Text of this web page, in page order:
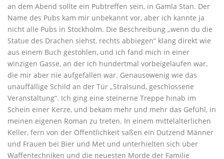
an dem Abend sollte ein Pubtreffen sein, in Gamla Stan. Der
Name des Pubs kam mir unbekannt vor, aber ich kannte ja
nicht alle Pubs in Stockholm. Die Beschreibung „wenn du die
Statue des Drachen siehst, rechts abbiegen“ klang direkt wie
aus einem Buch gestohlen, und ich fand mich in einer
winzigen Gasse, an der ich hundertmal vorbeigelaufen war,
die mir aber nie aufgefallen war. Genausowenig wie das
unauffällige Schild an der Tür „Stralsund, geschlossene
Veranstaltung“. Ich ging eine steinerne Treppe hinab im
Schein einer Kerze, und bekam mehr und mehr das Gefühl, in
meinen eigenen Roman zu treten. In einem mittelalterlichen
Keller, fern von der Öffentlichkeit saßen ein Dutzend Männer
und Frauen bei Bier und Met und unterhielten sich über
Waffentechniken und die neuesten Morde der Familie